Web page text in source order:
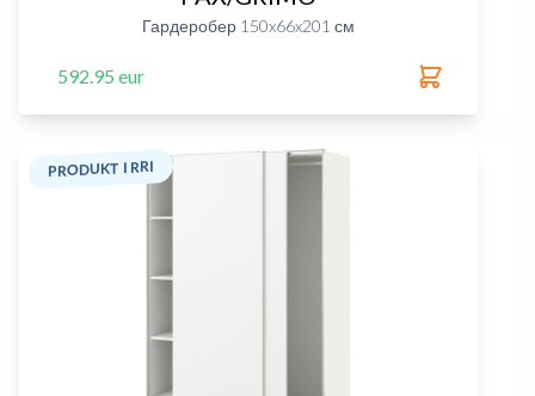
Гардеробер 150x66x201 см
592.95 eur
PRODUKT I RRI